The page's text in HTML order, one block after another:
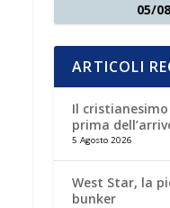
05/
ARTICOLI
Il
prima
5 Agosto 2026
West Star, la
bunker